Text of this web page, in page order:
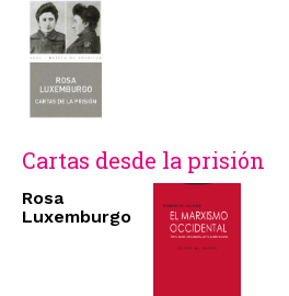
Cartas desde la prisión
Rosa
Luxemburgo